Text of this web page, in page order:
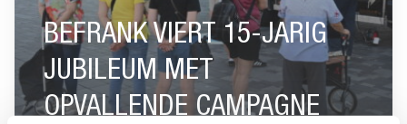
BEFRANK VIERT 15-JARIG
JUBILEUM MET
OPVALLENDE CAMPAGNE